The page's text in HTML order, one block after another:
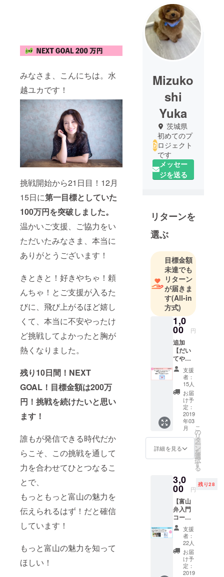
みなさま、こんにちは。水
越ユカです！
挑戦開始から21日目！12月
15日に第一目標としていた
100万円を突破しました。
温かいご支援、ご協力をい
ただいたみなさま、本当に
ありがとうございます！
きときと！好きやちゃ！頼
んちゃ！とご支援が入るた
びに、飛び上がるほど嬉し
くて、本当に不安やったけ
ど挑戦してよかったと胸が
熱くなりました。
残り10日間！NEXT
GOAL！目標金額は200万
円！挑戦を続けたいと思い
ます！
誰もが発信できる時代だか
らこそ、この挑戦を通して
力を合わせてひとつなるこ
とで、
もっともっと富山の魅力を
伝えられるはず！だと確信
しています！
もっと富山の魅力を知って
ほしい！
Mizuko
shi
Yuka
茨城県
初めてのプ
ロジェクト
です
メッセー
ジを送る
リターンを
選ぶ
目標金額
未達でも
リターン
が届きま
す(All-in
方式)
1,0
00 円
追加
【だい
てやる
ミニ
コー
ス】 だ
いてや
るは 富
山弁で
「お
ごって
あげ
る」の
意味で
す。 住
所不要
コース
です。
お礼の
メール
をお送
りしま
す。
支援
者：
15人
お届
け予
定：
2019
年03
月
詳細を見る
こ
の
リ
タ
ー
ン
を
選
択
す
る
3,0
00 円
残り28
【富山
弁入門
コー
ス】 水
越ユ
カ、富
山弁が
わかる
セット
①サイ
支援
者：
22人
お届
け予
定：
2019